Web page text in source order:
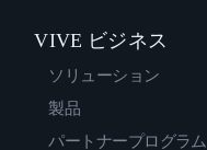
VIVE ビジネス
ソリューション
製品
パートナープログラム